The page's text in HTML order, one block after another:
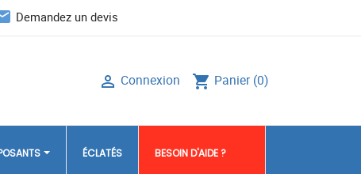
Demandez un devis
shopping_cart Panier (0)
 Connexion
ÉCLATÉS BESOIN D'AIDE ?